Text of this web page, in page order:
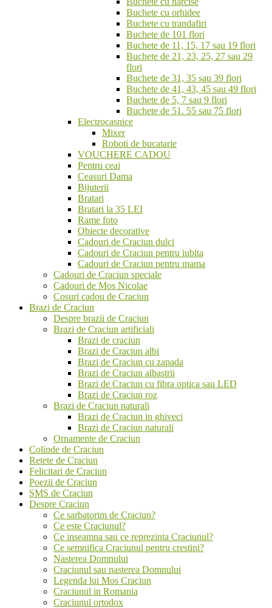
Buchete cu orhidee
Buchete cu trandafiri
Buchete de 101 flori
Buchete de 11, 15, 17 sau 19 flori
Buchete de 21, 23, 25, 27 sau 29
flori
Buchete de 31, 35 sau 39 flori
Buchete de 41, 43, 45 sau 49 flori
Buchete de 5, 7 sau 9 flori
Buchete de 51. 55 sau 75 flori
Electrocasnice
Mixer
Roboti de bucatarie
VOUCHERE CADOU
Pentru ceai
Ceasuri Dama
Bijuterii
Bratari
Bratari la 35 LEI
Rame foto
Obiecte decorative
Cadouri de Craciun dulci
Cadouri de Craciun pentru iubita
Cadouri de Craciun pentru mama
Cadouri de Craciun speciale
Cadouri de Mos Nicolae
Cosuri cadou de Craciun
Brazi de Craciun
Despre brazii de Craciun
Brazi de Craciun artificiali
Brazi de craciun
Brazi de Craciun albi
Brazi de Craciun cu zapada
Brazi de Craciun albastrii
Brazi de Craciun cu fibra optica sau LED
Brazi de Craciun roz
Brazi de Craciun naturali
Brazi de Craciun in ghiveci
Brazi de Craciun naturali
Ornamente de Craciun
Colinde de Craciun
Retete de Craciun
Felicitari de Craciun
Poezii de Craciun
SMS de Craciun
Despre Craciun
Ce sarbatorim de Craciun?
Ce este Craciunul?
Ce inseamna sau ce reprezinta Craciunul?
Ce semnifica Craciunul pentru crestini?
Nasterea Domnului
Craciunul sau nasterea Domnului
Legenda lui Mos Craciun
Craciunul in Romania
Craciunul ortodox